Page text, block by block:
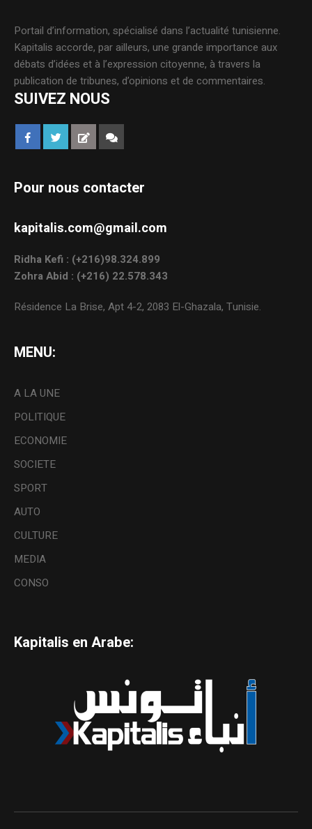
Portail d’information, spécialisé dans l’actualité tunisienne.
Kapitalis accorde, par ailleurs, une grande importance aux
débats d’idées et à l’expression citoyenne, à travers la
publication de tribunes, d’opinions et de commentaires.
SUIVEZ NOUS
Pour nous contacter
kapitalis.com@gmail.com
Ridha Kefi : (+216)98.324.899
Zohra Abid : (+216) 22.578.343
Résidence La Brise, Apt 4-2, 2083 El-Ghazala, Tunisie.
MENU:
A LA UNE
POLITIQUE
ECONOMIE
SOCIETE
SPORT
AUTO
CULTURE
MEDIA
CONSO
Kapitalis en Arabe: